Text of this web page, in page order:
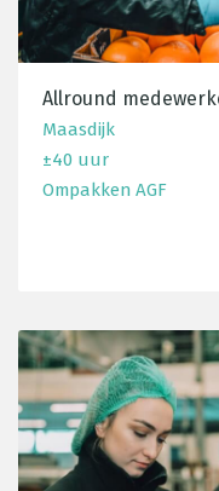
Allround
Maasdijk
±40 uur
Ompakken AGF